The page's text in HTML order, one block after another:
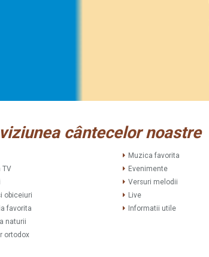
cântecelor noastre
TV
obiceiuri
favorita
naturii
ortodox
Muzica favorita
Evenimente
Versuri melodii
Live
Informatii utile